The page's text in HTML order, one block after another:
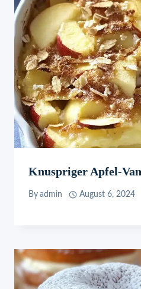
Knuspriger Apfel-
By admin August 6, 2024